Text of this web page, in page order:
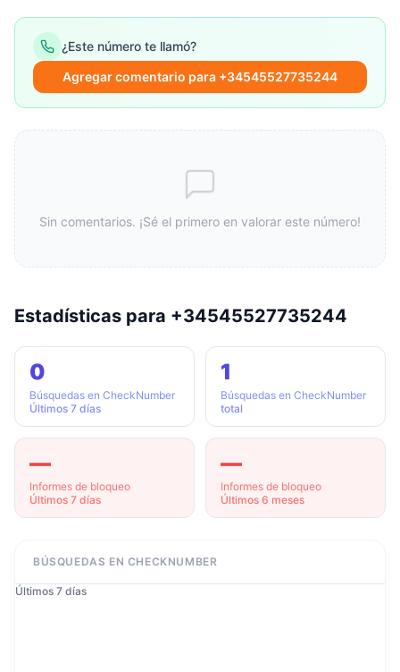
¿Este número te llamó?
Agregar comentario para +34545527735244
Sin comentarios. ¡Sé el primero en valorar este número!
Estadísticas para +34545527735244
0
Búsquedas en CheckNumber
Últimos 7 días
1
Búsquedas en CheckNumber
total
—
Informes de bloqueo
Últimos 7 días
—
Informes de bloqueo
Últimos 6 meses
BÚSQUEDAS EN CHECKNUMBER
Últimos 7 días